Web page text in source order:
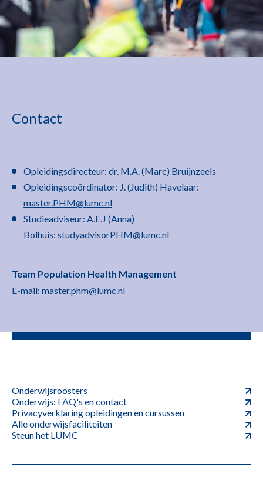
Contact
Opleidingsdirecteur: dr. M.A. (Marc) Bruijnzeels
Opleidingscoördinator: J. (Judith) Havelaar:
master.PHM@lumc.nl
Studieadviseur: A.E.J (Anna)
Bolhuis: studyadvisorPHM@lumc.nl
Team Population Health Management
E-mail: master.phm@lumc.nl
Onderwijsroosters
Onderwijs: FAQ's en contact
Privacyverklaring opleidingen en cursussen
Alle onderwijsfaciliteiten
Steun het LUMC